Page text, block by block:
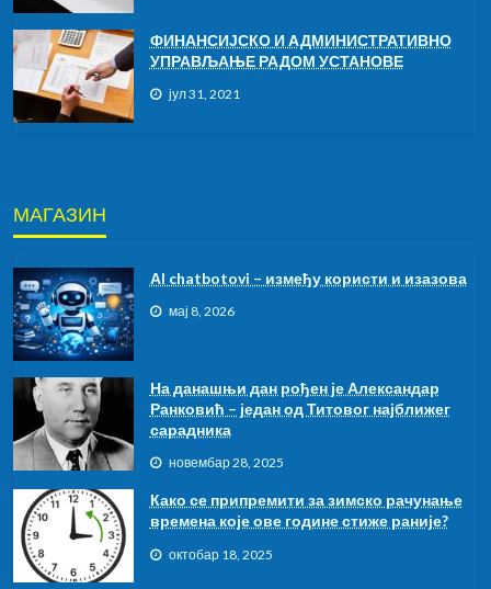
ФИНАНСИЈСКО И АДМИНИСТРАТИВНО
УПРАВЉАЊЕ РАДОМ УСТАНОВЕ
јул 31, 2021
МАГАЗИН
АI chatbotovi – између користи и изазова
мај 8, 2026
На данашњи дан рођен је Александар
Ранковић – један од Титовог најближег
сарадника
новембар 28, 2025
Како се припремити за зимско рачунање
времена које ове године стиже раније?
октобар 18, 2025